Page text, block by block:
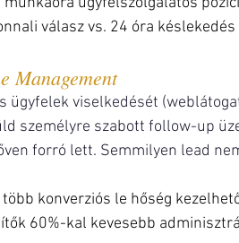
válasz vs. 24 óra
Management
ügyfelek viselkedését
személyre szabott follow-up
forró lett. Semmilyen lead
konverziós le hőség
60%-kal kevesebb